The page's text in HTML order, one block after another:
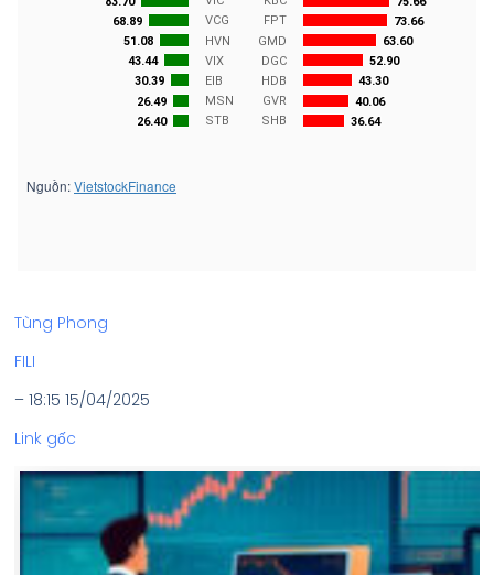
Tùng Phong
FILI
– 18:15 15/04/2025
Link gốc